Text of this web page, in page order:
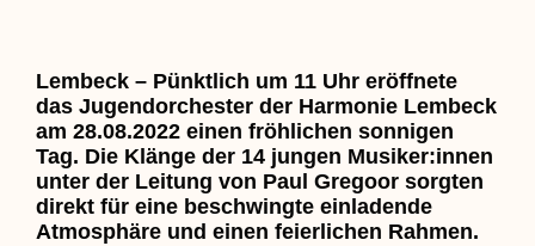
Lembeck – Pünktlich um 11 Uhr eröffnete
das Jugendorchester der Harmonie Lembeck
am 28.08.2022 einen fröhlichen sonnigen
Tag. Die Klänge der 14 jungen Musiker:innen
unter der Leitung von Paul Gregoor sorgten
direkt für eine beschwingte einladende
Atmosphäre und einen feierlichen Rahmen.